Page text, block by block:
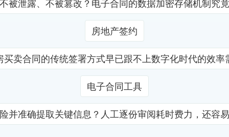
被泄露、不被篡改？电子合同的数据加密存储机制究
房地产签约
卖合同的传统签署方式早已跟不上数字化时代的效
电子合同工具
并准确提取关键信息？人工逐份审阅耗时费力，还容